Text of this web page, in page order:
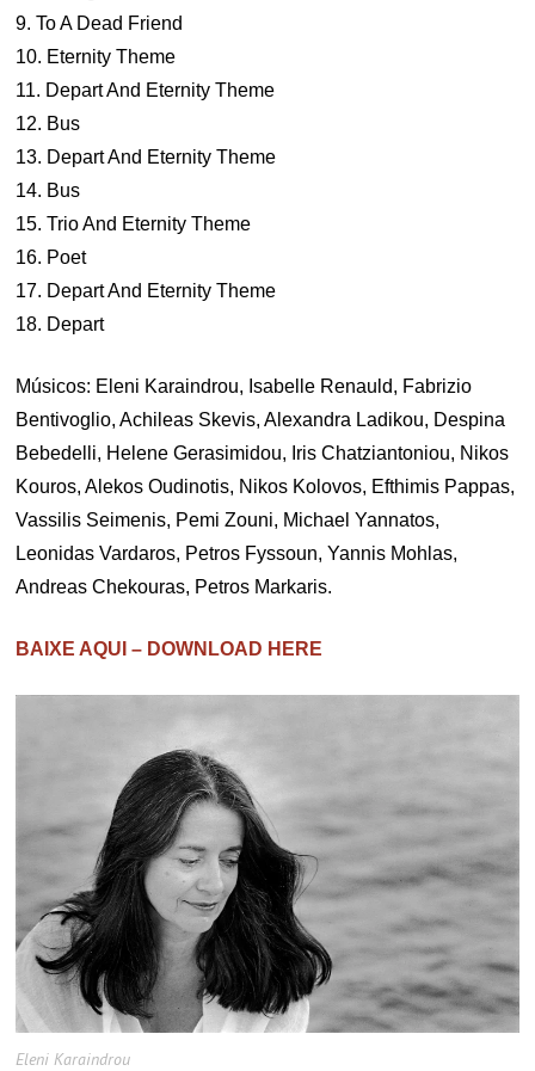
9. To A Dead Friend
10. Eternity Theme
11. Depart And Eternity Theme
12. Bus
13. Depart And Eternity Theme
14. Bus
15. Trio And Eternity Theme
16. Poet
17. Depart And Eternity Theme
18. Depart
Músicos: Eleni Karaindrou, Isabelle Renauld, Fabrizio
Bentivoglio, Achileas Skevis, Alexandra Ladikou, Despina
Bebedelli, Helene Gerasimidou, Iris Chatziantoniou, Nikos
Kouros, Alekos Oudinotis, Nikos Kolovos, Efthimis Pappas,
Vassilis Seimenis, Pemi Zouni, Michael Yannatos,
Leonidas Vardaros, Petros Fyssoun, Yannis Mohlas,
Andreas Chekouras, Petros Markaris.
BAIXE AQUI – DOWNLOAD HERE
Eleni Karaindrou